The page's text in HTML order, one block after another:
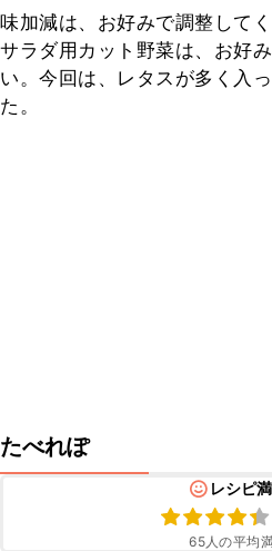
味加減は、お好みで調整してく
サラダ用カット野菜は、お好
い。今回は、レタスが多く入
た。
たべれぽ
レシピ
65人の平均